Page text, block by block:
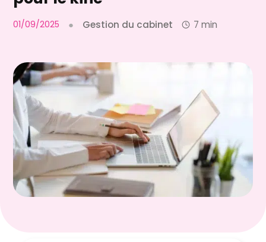
01/09/2025 ● Gestion du cabinet 7 min